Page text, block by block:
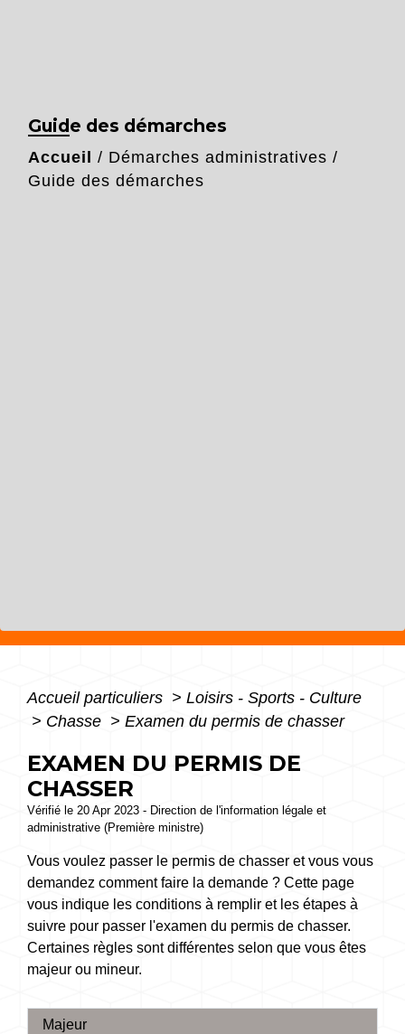
Guide des démarches
Accueil / Démarches administratives /
Guide des démarches
Accueil particuliers > Loisirs - Sports - Culture
> Chasse > Examen du permis de chasser
EXAMEN DU PERMIS DE
CHASSER
Vérifié le 20 Apr 2023 - Direction de l'information légale et
administrative (Première ministre)
Vous voulez passer le permis de chasser et vous vous
demandez comment faire la demande ? Cette page
vous indique les conditions à remplir et les étapes à
suivre pour passer l'examen du permis de chasser.
Certaines règles sont différentes selon que vous êtes
majeur ou mineur.
Majeur